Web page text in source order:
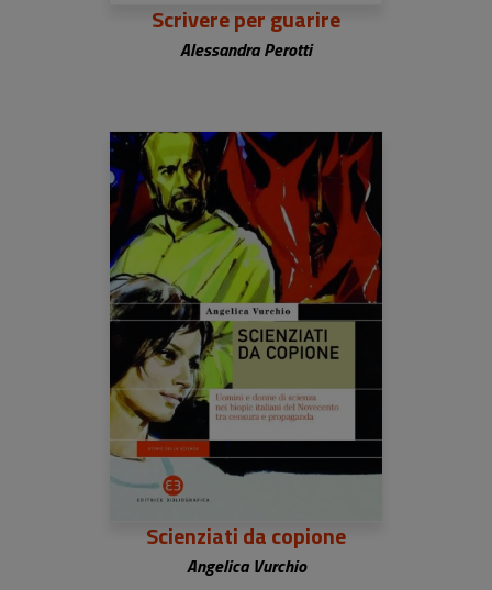
Scrivere per guarire
Alessandra Perotti
Scienziati da copione
Angelica Vurchio